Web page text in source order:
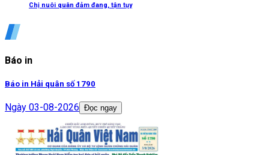
Chị nuôi quân đảm đang, tận tụy
Báo in
Báo in Hải quân số 1790
Ngày 03-08-2026 Đọc ngay